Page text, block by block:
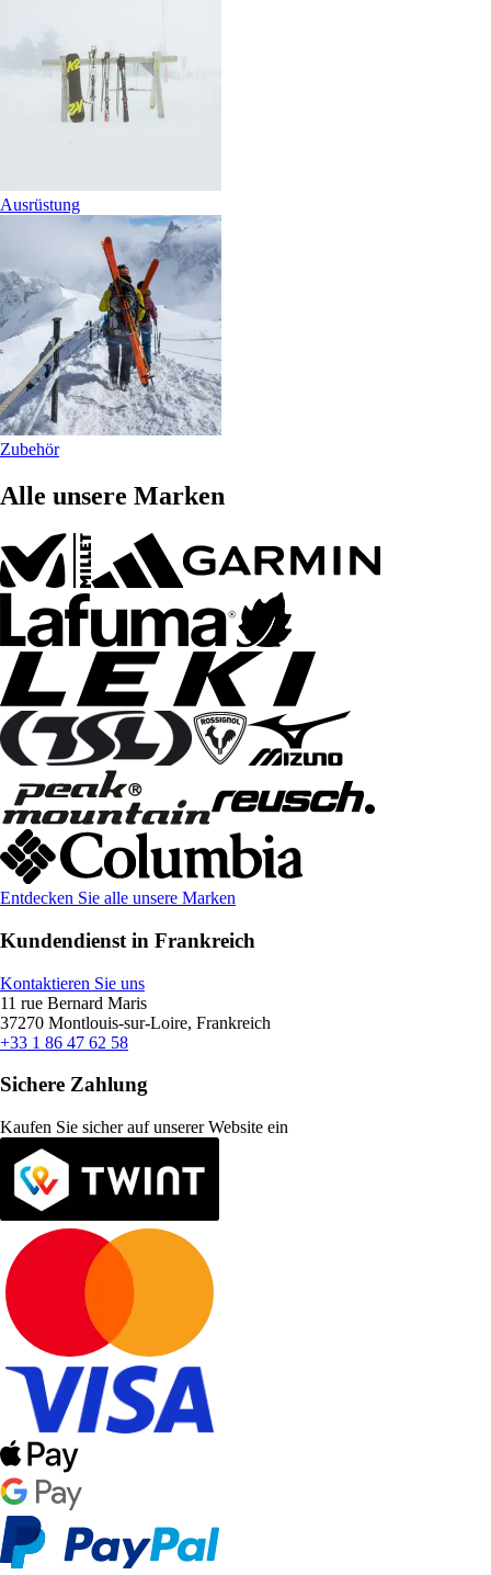
Ausrüstung
Zubehör
Alle unsere Marken
Entdecken Sie alle unsere Marken
Kundendienst in Frankreich
Kontaktieren Sie uns
11 rue Bernard Maris
37270 Montlouis-sur-Loire, Frankreich
+33 1 86 47 62 58
Sichere Zahlung
Kaufen Sie sicher auf unserer Website ein